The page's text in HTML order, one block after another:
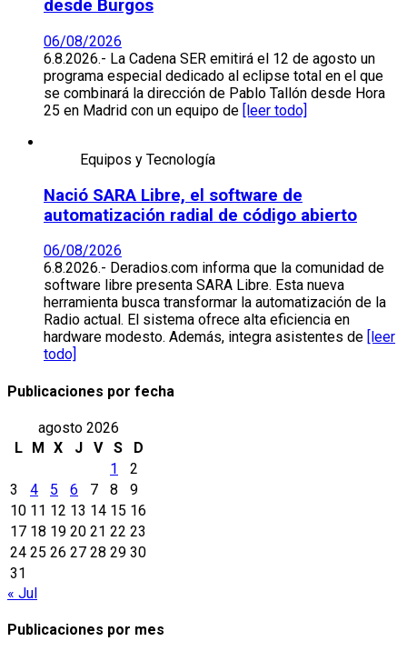
desde Burgos
06/08/2026
6.8.2026.- La Cadena SER emitirá el 12 de agosto un
programa especial dedicado al eclipse total en el que
se combinará la dirección de Pablo Tallón desde Hora
25 en Madrid con un equipo de [leer todo]
Equipos y Tecnología
Nació SARA Libre, el software de
automatización radial de código abierto
06/08/2026
6.8.2026.- Deradios.com informa que la comunidad de
software libre presenta SARA Libre. Esta nueva
herramienta busca transformar la automatización de la
Radio actual. El sistema ofrece alta eficiencia en
hardware modesto. Además, integra asistentes de
[leer
todo]
Publicaciones por fecha
agosto 2026
L
M X J V S
D
1
2
3
4 5 6 7 8
9
10 11 12 13 14 15 16
17 18 19 20 21 22 23
24 25 26 27 28 29 30
31
« Jul
Publicaciones por mes